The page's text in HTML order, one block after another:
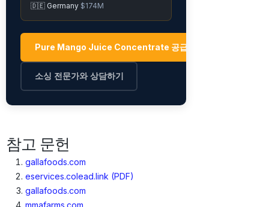
🇩🇪 Germany $174M
Pure Mango Juice Concentrate 공급업체 탐색 →
소싱 전문가와 상담하기
참고 문헌
gallafoods.com
eservices.colead.link (PDF)
gallafoods.com
mmafarms.com